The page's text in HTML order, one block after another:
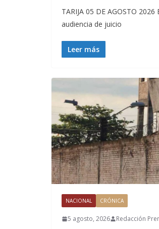
TARIJA 05 DE AGOSTO
audiencia de juicio
Leer más
NACIONAL CRÓNICA
5 agosto, 2026 Redacción